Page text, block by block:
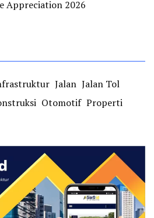
Appreciation 2026
Jalan Jalan Tol
Otomotif Properti